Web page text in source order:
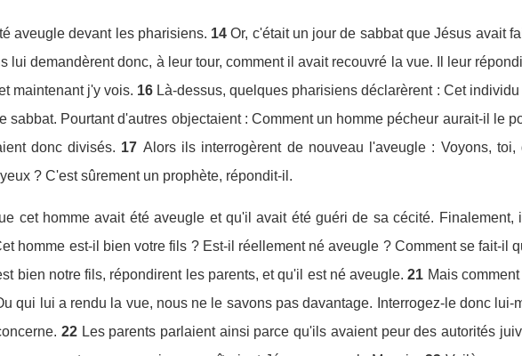
aveugle devant les pharisiens. 14 Or, c'était un jour de sabbat que Jésus avait
lui demandèrent donc, à leur tour, comment il avait recouvré la vue. Il leur
maintenant j'y vois. 16 Là-dessus, quelques pharisiens déclarèrent : Cet
sabbat. Pourtant d'autres objectaient : Comment un homme pécheur aurait-il le
donc divisés. 17 Alors ils interrogèrent de nouveau l'aveugle : Voyons,
? C'est sûrement un prophète, répondit-il.
cet homme avait été aveugle et qu'il avait été guéri de sa cécité. Finalement,
homme est-il bien votre fils ? Est-il réellement né aveugle ? Comment se fait-il
bien notre fils, répondirent les parents, et qu'il est né aveugle. 21 Mais
qui lui a rendu la vue, nous ne le savons pas davantage. Interrogez-le donc lui-
22 Les parents parlaient ainsi parce qu'ils avaient peur des autorités